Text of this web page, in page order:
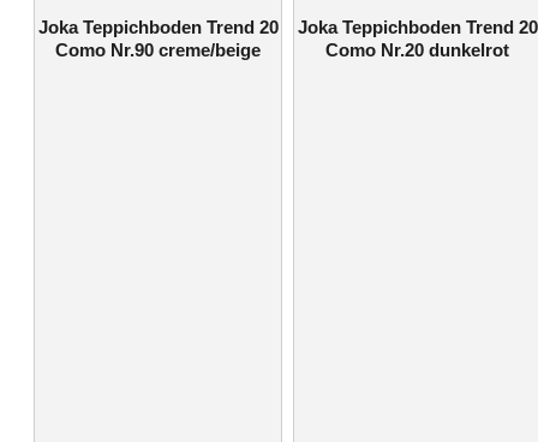
Joka Teppichboden Trend 20
Como Nr.90 creme/beige
Joka Teppichboden Trend 20
Como Nr.20 dunkelrot